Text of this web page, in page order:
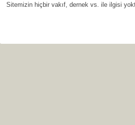
Sitemizin hiçbir vakıf, dernek vs. ile ilgisi